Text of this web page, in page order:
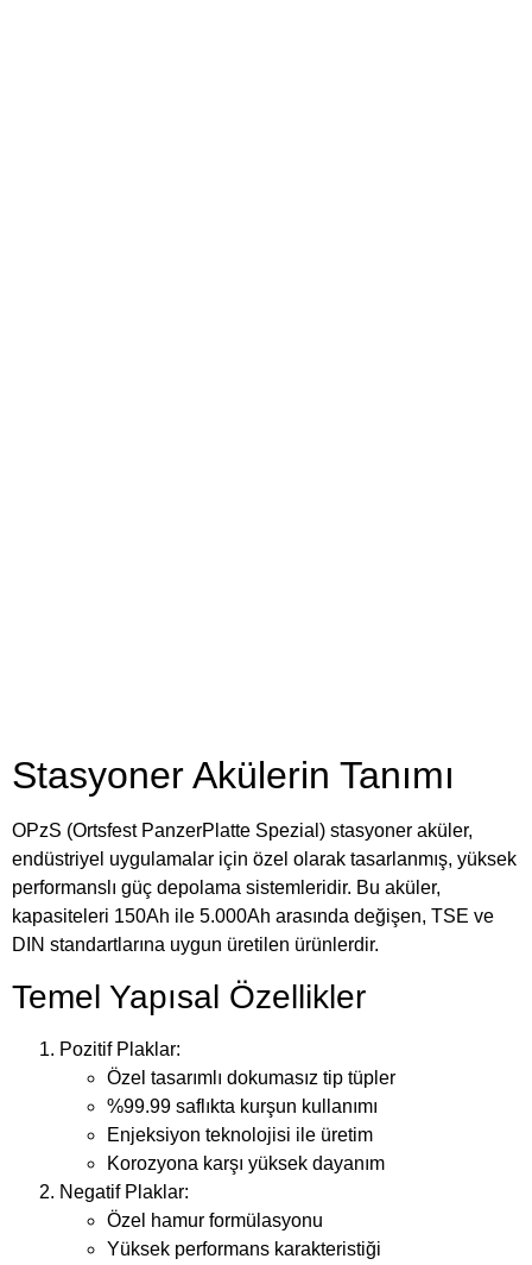
Stasyoner Akülerin Tanımı
OPzS (Ortsfest PanzerPlatte Spezial) stasyoner aküler,
endüstriyel uygulamalar için özel olarak tasarlanmış, yüksek
performanslı güç depolama sistemleridir. Bu aküler,
kapasiteleri 150Ah ile 5.000Ah arasında değişen, TSE ve
DIN standartlarına uygun üretilen ürünlerdir.
Temel Yapısal Özellikler
Pozitif Plaklar:
Özel tasarımlı dokumasız tip tüpler
%99.99 saflıkta kurşun kullanımı
Enjeksiyon teknolojisi ile üretim
Korozyona karşı yüksek dayanım
Negatif Plaklar:
Özel hamur formülasyonu
Yüksek performans karakteristiği